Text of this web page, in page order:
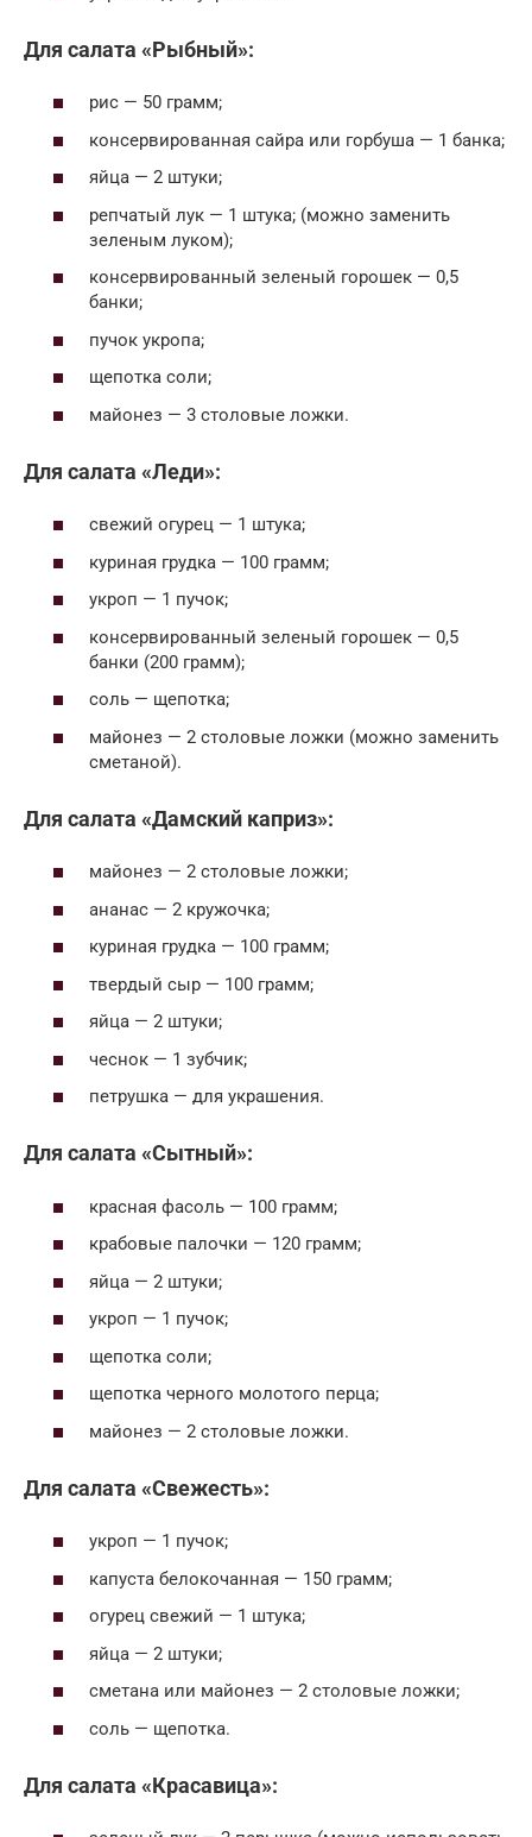
Для салата «Рыбный»:
рис — 50 грамм;
консервированная сайра или горбуша — 1 банка;
яйца — 2 штуки;
репчатый лук — 1 штука; (можно заменить
зеленым луком);
консервированный зеленый горошек — 0,5
банки;
пучок укропа;
щепотка соли;
майонез — 3 столовые ложки.
Для салата «Леди»:
свежий огурец — 1 штука;
куриная грудка — 100 грамм;
укроп — 1 пучок;
консервированный зеленый горошек — 0,5
банки (200 грамм);
соль — щепотка;
майонез — 2 столовые ложки (можно заменить
сметаной).
Для салата «Дамский каприз»:
майонез — 2 столовые ложки;
ананас — 2 кружочка;
куриная грудка — 100 грамм;
твердый сыр — 100 грамм;
яйца — 2 штуки;
чеснок — 1 зубчик;
петрушка — для украшения.
Для салата «Сытный»:
красная фасоль — 100 грамм;
крабовые палочки — 120 грамм;
яйца — 2 штуки;
укроп — 1 пучок;
щепотка соли;
щепотка черного молотого перца;
майонез — 2 столовые ложки.
Для салата «Свежесть»:
укроп — 1 пучок;
капуста белокочанная — 150 грамм;
огурец свежий — 1 штука;
яйца — 2 штуки;
сметана или майонез — 2 столовые ложки;
соль — щепотка.
Для салата «Красавица»: